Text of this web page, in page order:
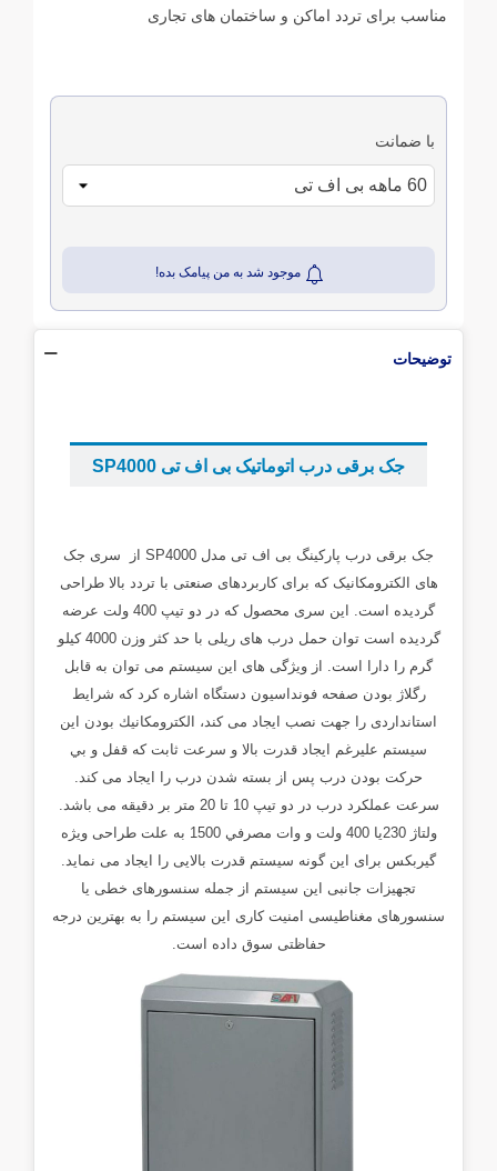
مناسب برای تردد اماکن و ساختمان های تجاری
با ضمانت
موجود شد به من پیامک بده!
توضیحات
جک برقی درب اتوماتیک بی اف تی SP4000
جک برقی درب پارکینگ بی اف تی مدل SP4000 از سری جک
های الکترومکانیک که برای کاربردهای صنعتی با تردد بالا طراحی
گردیده است. این سری محصول که در دو تیپ 400 ولت عرضه
گردیده است توان حمل درب های ریلی با حد کثر وزن 4000 کیلو
گرم را دارا است. از ویژگی های این سیستم می توان به قابل
رگلاژ بودن صفحه فونداسیون دستگاه اشاره کرد که شرایط
استانداردی را جهت نصب ایجاد می کند، الكترومكانيك بودن این
سیستم عليرغم ايجاد قدرت بالا و سرعت ثابت که قفل و بي
حركت بودن درب پس از بسته شدن درب را ایجاد می کند.
سرعت عملكرد درب در دو تیپ 10 تا 20 متر بر دقیقه می باشد.
ولتاژ 230یا 400 ولت‌ و وات مصرفي 1500 به علت طراحی ویژه
گیربکس برای این گونه سیستم قدرت بالایی را ایجاد می نماید.
تجهیزات جانبی این سیستم از جمله سنسورهای خطی یا
سنسورهای مغناطیسی امنیت کاری این سیستم را به بهترین درجه
حفاظتی سوق داده است.